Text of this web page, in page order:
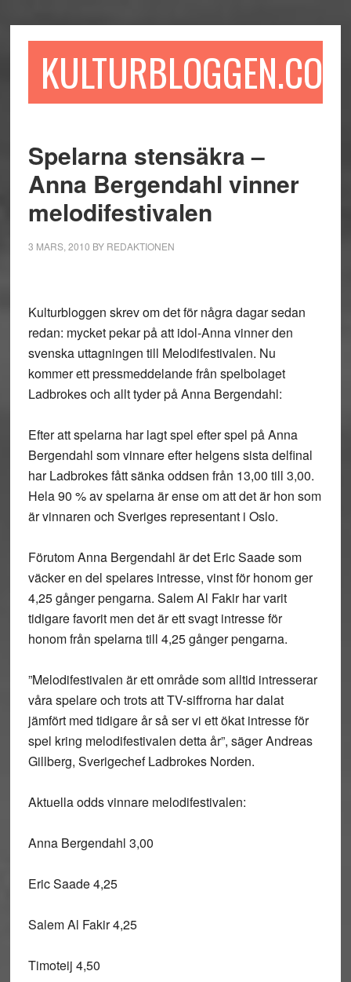
till
till
sidofältet
till
KULTURBLOGGEN.COM
Spelarna stensäkra –
Anna Bergendahl vinner
melodifestivalen
3 MARS, 2010 BY REDAKTIONEN
Kulturbloggen skrev om det för några dagar sedan
redan: mycket pekar på att idol-Anna vinner den
svenska uttagningen till Melodifestivalen. Nu
kommer ett pressmeddelande från spelbolaget
Ladbrokes och allt tyder på Anna Bergendahl:
Efter att spelarna har lagt spel efter spel på Anna
Bergendahl som vinnare efter helgens sista delfinal
har Ladbrokes fått sänka oddsen från 13,00 till 3,00.
Hela 90 % av spelarna är ense om att det är hon som
är vinnaren och Sveriges representant i Oslo.
Förutom Anna Bergendahl är det Eric Saade som
väcker en del spelares intresse, vinst för honom ger
4,25 gånger pengarna. Salem Al Fakir har varit
tidigare favorit men det är ett svagt intresse för
honom från spelarna till 4,25 gånger pengarna.
”Melodifestivalen är ett område som alltid intresserar
våra spelare och trots att TV-siffrorna har dalat
jämfört med tidigare år så ser vi ett ökat intresse för
spel kring melodifestivalen detta år”, säger Andreas
Gillberg, Sverigechef Ladbrokes Norden.
Aktuella odds vinnare melodifestivalen:
Anna Bergendahl 3,00
Eric Saade 4,25
Salem Al Fakir 4,25
Timoteij 4,50